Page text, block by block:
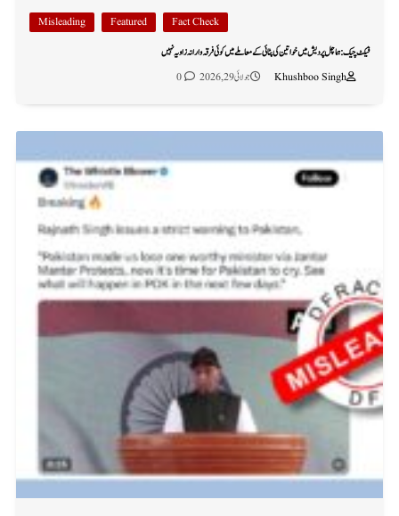
Fact Check
Featured
Misleading
فیکٹ چیک: ہماچل پردیش میں خواتین کی پٹائی کے معاملے میں کوئی فرقہ وارانہ زاویہ نہیں
Khushboo Singh
جولائی 29, 2026 0